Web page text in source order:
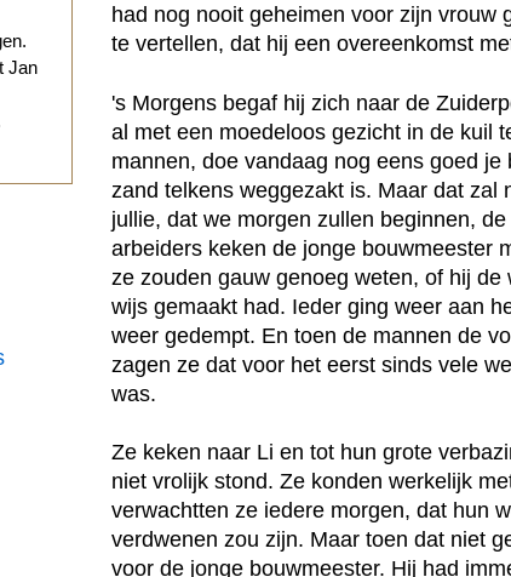
Jan
had nog nooit geheimen voor zijn vrouw
te vertellen, dat hij een overeenkomst
's Morgens begaf hij zich naar de
al met een moedeloos gezicht in de kuil
mannen, doe vandaag nog eens goed
zand telkens weggezakt is. Maar dat zal
jullie, dat we morgen zullen beginnen,
arbeiders keken de jonge bouwmeester
ze zouden gauw genoeg weten, of hij
wijs gemaakt had. Ieder ging weer aan
weer gedempt. En toen de mannen de
zagen ze dat voor het eerst sinds vele
was.
Ze keken naar Li en tot hun grote
niet vrolijk stond. Ze konden werkelijk
verwachtten ze iedere morgen, dat hun
verdwenen zou zijn. Maar toen dat niet
voor de jonge bouwmeester. Hij had